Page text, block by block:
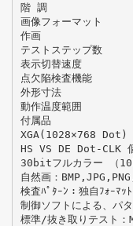
階 調
画像フォーマット
作画
テストステップ数
表示切替速度
点欠陥検査機能
外形寸法
動作温度範囲
付属品
XGA(1028×768 Dot)
HS VS DE Dot-CLK
30bitフルカラー （
自然画：
検査ﾊﾟﾀｰﾝ：独自ﾌｫｰ
制御ソフトによる、パ
標準/抜き取りテスト：